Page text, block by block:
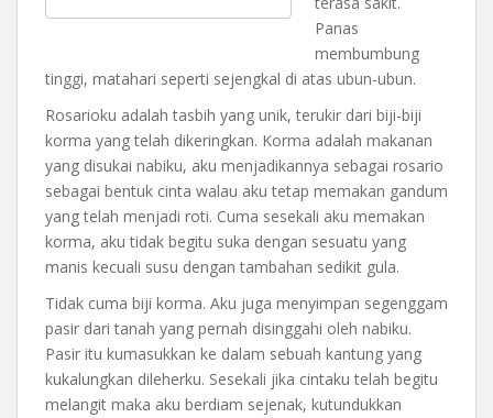
Panas
membumbung
tinggi, matahari seperti sejengkal di atas ubun-ubun.
Rosarioku adalah tasbih yang unik, terukir dari biji-biji
korma yang telah dikeringkan. Korma adalah makanan
yang disukai nabiku, aku menjadikannya sebagai rosario
sebagai bentuk cinta walau aku tetap memakan gandum
yang telah menjadi roti. Cuma sesekali aku memakan
korma, aku tidak begitu suka dengan sesuatu yang
manis kecuali susu dengan tambahan sedikit gula.
Tidak cuma biji korma. Aku juga menyimpan segenggam
pasir dari tanah yang pernah disinggahi oleh nabiku.
Pasir itu kumasukkan ke dalam sebuah kantung yang
kukalungkan dileherku. Sesekali jika cintaku telah begitu
melangit maka aku berdiam sejenak, kutundukkan